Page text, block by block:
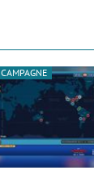
CAMPAGNE